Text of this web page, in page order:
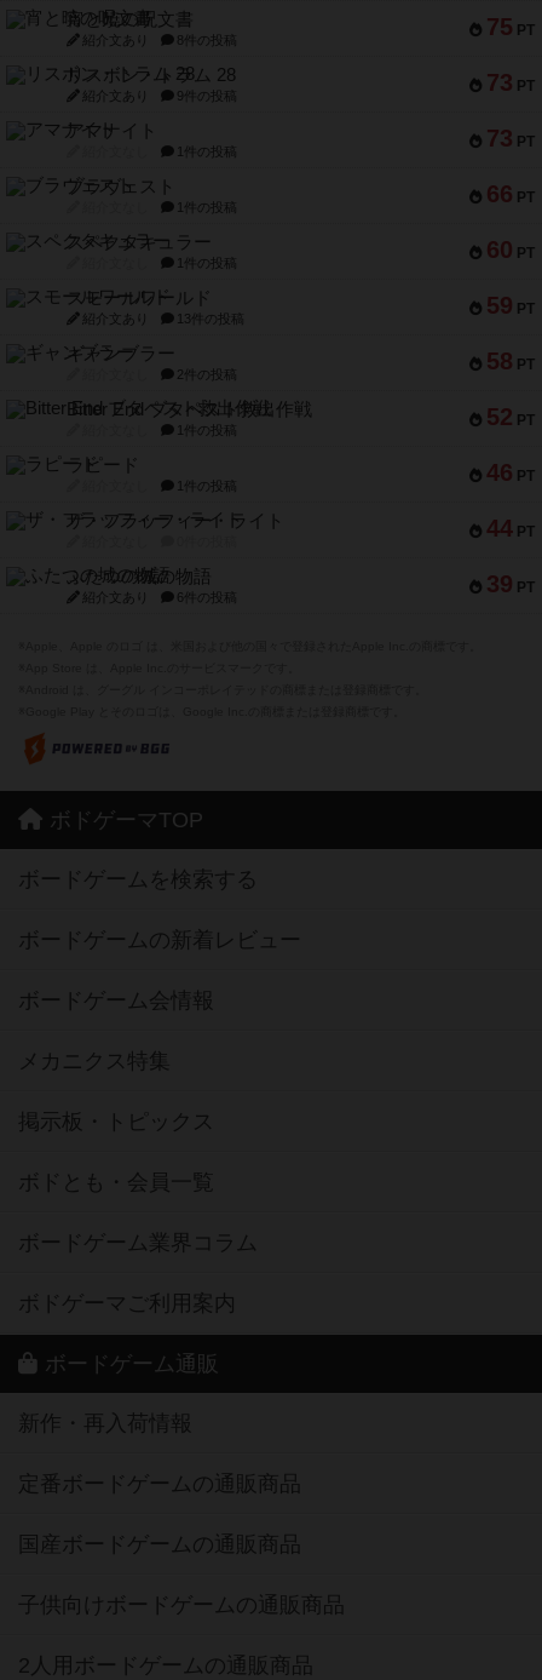
75 PT
宵と暁の呪文書
紹介文あり 8件の投稿
73 PT
リスボン・トラム 28
紹介文あり 9件の投稿
73 PT
アマナイト
1件の投稿
66 PT
ブラヴェスト
1件の投稿
60 PT
スペクタキュラー
1件の投稿
59 PT
スモールワールド
紹介文あり 13件の投稿
58 PT
ギャンブラー
2件の投稿
52 PT
Bitter End ブタペスト救出作戦
1件の投稿
46 PT
ラピード
1件の投稿
44 PT
ザ・フラッフィー・ライト
39 PT
ふたつの城の物語
紹介文あり 6件の投稿
ボドゲーマTOP
ボードゲームを検索する
ボードゲームの新着レビュー
ボードゲーム会情報
メカニクス特集
掲示板・トピックス
ボドとも・会員一覧
ボードゲーム業界コラム
ボドゲーマご利用案内
ボードゲーム通販
新作・再入荷情報
定番ボードゲームの通販商品
国産ボードゲームの通販商品
子供向けボードゲームの通販商品
2人用ボードゲームの通販商品